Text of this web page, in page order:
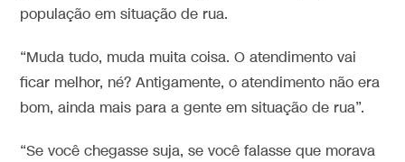
população em situação de rua.
“Muda tudo, muda muita coisa. O atendimento vai
ficar melhor, né? Antigamente, o atendimento não era
bom, ainda mais para a gente em situação de rua”.
“Se você chegasse suja, se você falasse que morava